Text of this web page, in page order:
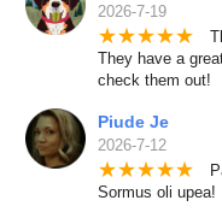
2026-7-19
★★★★★
They have a
check them out!
Piude Je
2026-7-12
★★★★★
Sormus oli upea!